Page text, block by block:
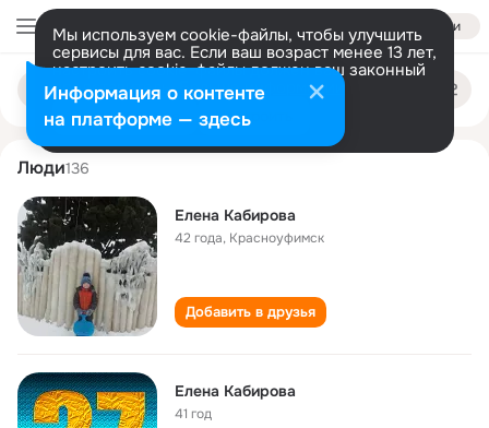
Войти
Мы используем cookie-файлы, чтобы улучшить
сервисы для вас. Если ваш возраст менее 13 лет,
настроить cookie-файлы должен ваш законный
представитель. Больше информации
Разрешить все Настроить
Поиск
людям
elena kabirova
Люди136
Елена Кабирова
42 года, Красноуфимск
Добавить в друзья
Елена Кабирова
41 год
Информация о контенте
на платформе — здесь